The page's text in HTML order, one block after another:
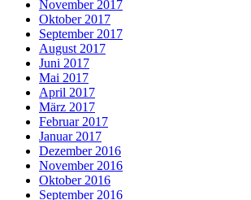
November 2017
Oktober 2017
September 2017
August 2017
Juni 2017
Mai 2017
April 2017
März 2017
Februar 2017
Januar 2017
Dezember 2016
November 2016
Oktober 2016
September 2016